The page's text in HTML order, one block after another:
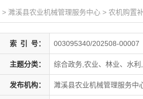
> 濉溪县农业机械管理服务中心 > 农机购置
索 引 号： 003095340/202508-00007
主题分类： 综合政务,农业、林业、水利
发布机构： 濉溪县农业机械管理服务中